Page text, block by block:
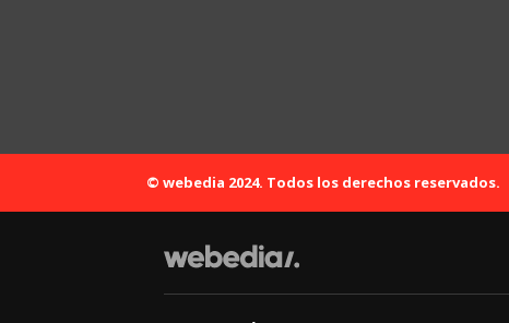
© webedia 2024. Todos los derechos reservados.